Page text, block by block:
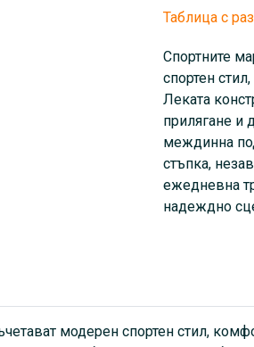
Таблица с
Спортните
спортен
Леката
прилягане и
междинна
стъпка,
ежедневна
надеждно
връзване
модерен спортен стил,